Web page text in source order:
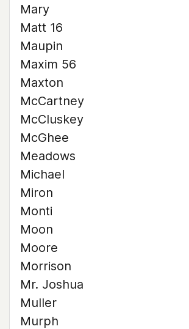
Mary
Matt 16
Maupin
Maxim 56
Maxton
McCartney
McCluskey
McGhee
Meadows
Michael
Miron
Monti
Moon
Moore
Morrison
Mr. Joshua
Muller
Murph